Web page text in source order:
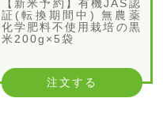
【新米予約】有機JAS認
証(転換期間中) 無農薬
化学肥料不使用栽培の黒
米200g×5袋
注文する